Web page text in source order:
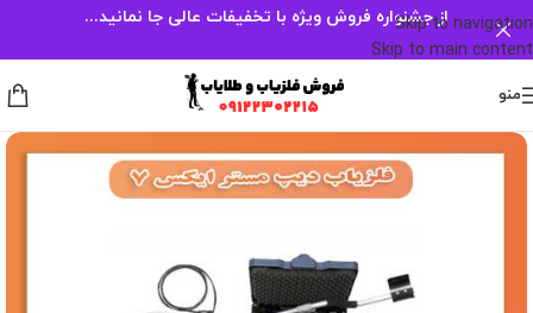
Skip to navigation
Skip to main content
از جشنواره فروش ویژه با تخفیفات عالی جا نمانید...
منو